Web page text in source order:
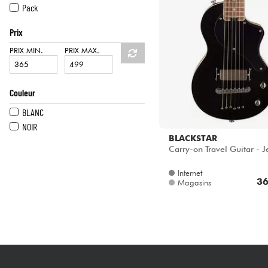
Pack
Prix
PRIX MIN. PRIX MAX.
Couleur
BLANC
NOIR
BLACKSTAR
Carry-on Travel Guitar -
Internet
Magasins